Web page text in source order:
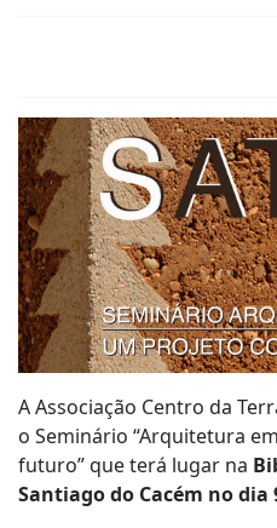
A Associação Centro da
o Seminário “Arquitetura
futuro” que terá lugar na
Santiago do Cacém no dia